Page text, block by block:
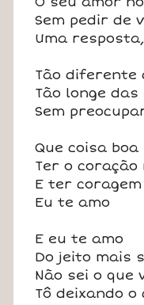
Sem pedir de
Uma
Tão diferente
Tão longe das
Sem
Que coisa boa
Ter o coração
E ter
Eu te amo
E eu te amo
Do jeito mais
Não sei o que
Tô deixando